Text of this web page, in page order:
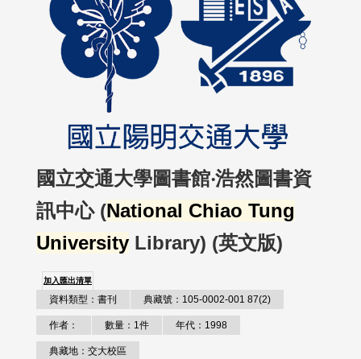
國立交通大學圖書館‧浩然圖書資
訊中心 (National Chiao Tung
University Library) (英文版)
加入匯出清單
資料類型：書刊 典藏號：105-0002-001 87(2)
作者： 數量：1件 年代：1998
典藏地：交大校區